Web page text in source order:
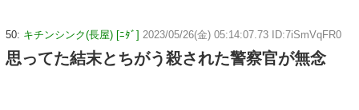
50: キチンシンク(長屋) [ﾆﾀﾞ] 2023/05/26(金) 05:14:07.73 ID:7iSmVqFR0
思ってた結末とちがう殺された警察官が無念